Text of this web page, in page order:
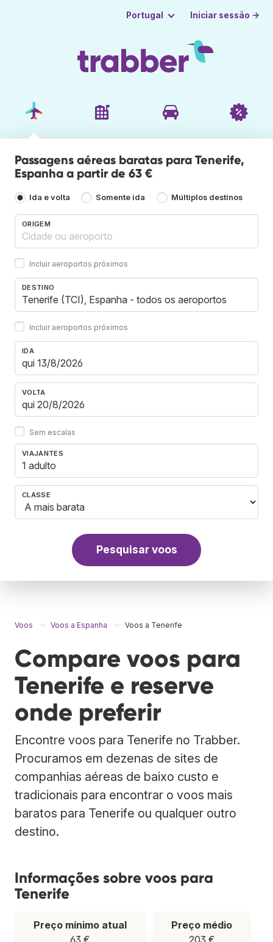
Portugal Iniciar sessão →
Passagens aéreas baratas para Tenerife,
Espanha a partir de 63 €
Ida e volta Somente ida Múltiplos destinos
ORIGEM
Incluir aeroportos próximos
DESTINO
Incluir aeroportos próximos
IDA
VOLTA
Sem escalas
VIAJANTES
1 adulto
CLASSE
Pesquisar voos
Voos Voos a Espanha Voos a Tenerife
Compare voos para
Tenerife e reserve
onde preferir
Encontre voos para Tenerife no Trabber.
Procuramos em dezenas de sites de
companhias aéreas de baixo custo e
tradicionais para encontrar o voos mais
baratos para Tenerife ou qualquer outro
destino.
Informações sobre voos para
Tenerife
Preço mínimo atual
63 €
Preço médio
203 €